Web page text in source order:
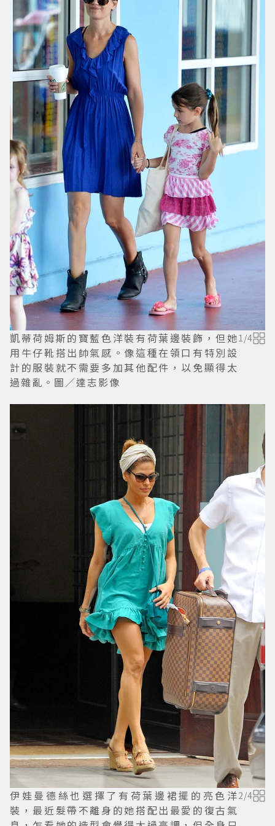
凱蒂荷姆斯的寶藍色洋裝有荷葉邊裝飾，但她
用牛仔靴搭出帥氣感。像這種在領口有特別設
計的服裝就不需要多加其他配件，以免顯得太
過雜亂。圖／達志影像
1/4
伊娃曼德絲也選擇了有荷葉邊裙擺的亮色洋
裝，最近髮帶不離身的她搭配出最愛的復古氣
2/4